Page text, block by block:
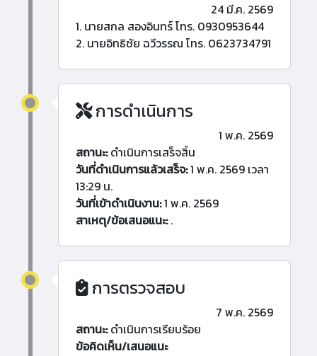
24 มี.ค. 2569
1. นายสกล สองอินทร์ โทร. 0930953644
2. นายอิทธิชัย ฉวีวรรณ โทร. 0623734791
การดำเนินการ
1 พ.ค. 2569
สถานะ:ดำเนินการเสร็จสิ้น
วันที่ดำเนินการแล้วเสร็จ:1 พ.ค. 2569 เวลา
13:29 น.
วันที่เข้าดำเนินงาน:1 พ.ค. 2569
สาเหตุ/ข้อเสนอแนะ:.
การตรวจสอบ
7 พ.ค. 2569
สถานะ:ดำเนินการเรียบร้อย
ข้อคิดเห็น/เสนอแนะ